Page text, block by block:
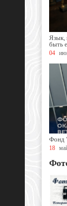
Язык,
быть
04
Фонд
18